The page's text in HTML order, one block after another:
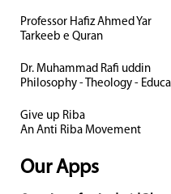
Professor Hafiz Ahmed Yar
Tarkeeb e Quran
Dr. Muhammad Rafi uddin
Philosophy - Theology -
Give up Riba
An Anti Riba Movement
Our Apps